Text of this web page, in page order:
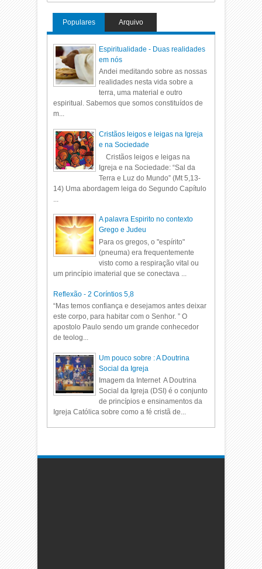
Populares Arquivo
Espiritualidade - Duas realidades
em nós
Andei meditando sobre as nossas
realidades nesta vida sobre a
terra, uma material e outro
espiritual. Sabemos que somos constituídos de
m...
Cristãos leigos e leigas na Igreja
e na Sociedade
Cristãos leigos e leigas na
Igreja e na Sociedade: “Sal da
Terra e Luz do Mundo” (Mt 5,13-
14) Uma abordagem leiga do Segundo Capítulo
A palavra Espirito no contexto
Grego e Judeu
Para os gregos, o "espírito"
(pneuma) era frequentemente
visto como a respiração vital ou
um princípio imaterial que se conectava ...
Reflexão - 2 Coríntios 5,8
“Mas temos confiança e desejamos antes deixar
este corpo, para habitar com o Senhor. ” O
apostolo Paulo sendo um grande conhecedor
de teolog...
Um pouco sobre : A Doutrina
Social da Igreja
Imagem da Internet A Doutrina
Social da Igreja (DSI) é o conjunto
de princípios e ensinamentos da
Igreja Católica sobre como a fé cristã de...